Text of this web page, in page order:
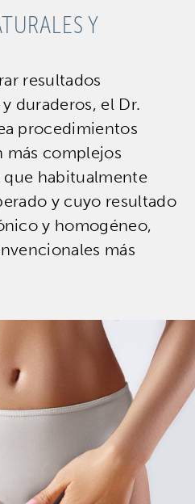
Y
resultados
duraderos, el Dr.
procedimientos
más complejos
habitualmente
y cuyo resultado
y homogéneo,
más